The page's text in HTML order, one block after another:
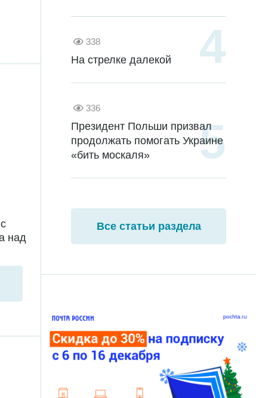
над
338
На стрелке далекой
336
Президент Польши призвал
продолжать помогать Украине
«бить москаля»
Все статьи раздела